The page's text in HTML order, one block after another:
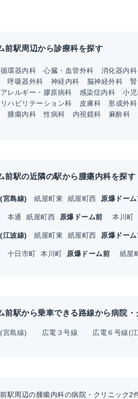
前駅周辺から診療科を探す
循環器内科 心臓・血管外科 消化器内科
呼吸器外科 神経内科 脳神経外科
アレルギー・膠原病科 感染症内科 小
リハビリテーション科 皮膚科 形成外科
腫瘍内科 性病科 内視鏡科 麻酔科
前駅の近隣の駅から腫瘍内科を探す
宮島線) 紙屋町東 紙屋町西 原爆ドー
本通 紙屋町西 原爆ドーム前 本川町
江波線) 紙屋町東 紙屋町西 原爆ドー
十日市町 本川町 原爆ドーム前 紙屋
前駅から乗車できる路線から病院
宮島線) 広電３号線 広電６号線(
駅周辺の腫瘍内科の病院・クリニック